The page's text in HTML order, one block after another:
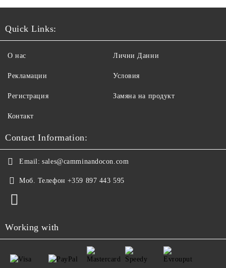
Quick Links:
О нас
Рекламации
Регистрация
Контакт
Лични Данни
Условия
Замяна на продукт
Contact Information:
Email: sales@camminandocon.com
Моб. Телефон +359 897 443 595
Working with